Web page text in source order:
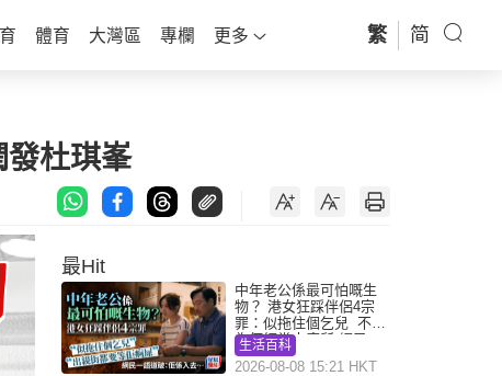
體育 大灣區 專欄 更多 繁 简
發杜琪峯
最Hit
中年老公係最可怕嘅生
物？ 港女狂踩伴侶4宗
罪：似拖住個乞兒 不解
為何經常去廁所 網民一
語道破
生活百科
2026-08-08 15:21 HKT